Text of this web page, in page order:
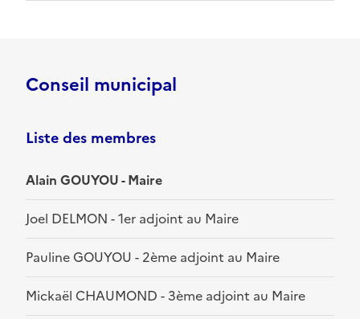
Conseil municipal
Liste des membres
Alain GOUYOU - Maire
Joel DELMON - 1er adjoint au Maire
Pauline GOUYOU - 2ème adjoint au Maire
Mickaël CHAUMOND - 3ème adjoint au Maire